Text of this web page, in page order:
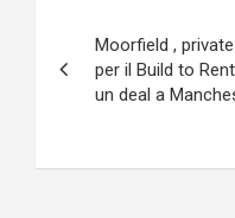
articoli
Moorfield ,
per il Build to
un deal a